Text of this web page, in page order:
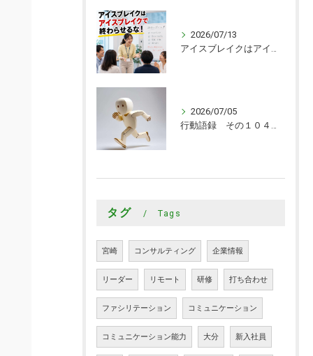
2026/07/13
2026/07/05
タグ Tags
宮崎 コンサルティング 企業情報
リーダー リモート 研修 打ち合わせ
ファシリテーション コミュニケーション
コミュニケーション能力 大分 新入社員